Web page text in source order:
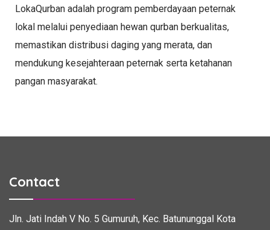
LokaQurban adalah program pemberdayaan peternak
lokal melalui penyediaan hewan qurban berkualitas,
memastikan distribusi daging yang merata, dan
mendukung kesejahteraan peternak serta ketahanan
pangan masyarakat.
Contact
Jln. Jati Indah V No. 5 Gumuruh, Kec. Batununggal Kota